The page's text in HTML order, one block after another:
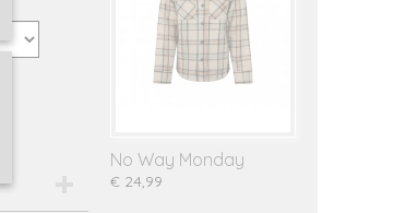
No Way Monday
€ 24,99